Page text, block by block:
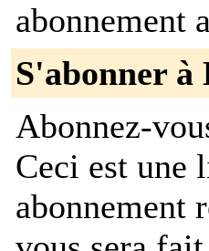
abonnement
S'abonner à
Abonnez-
Ceci est une
abonnement